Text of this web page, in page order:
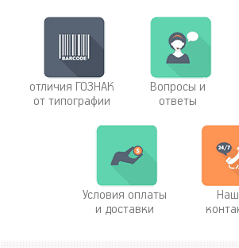
отличия ГОЗНАК
от типографии
Вопросы и
ответы
Условия оплаты
и доставки